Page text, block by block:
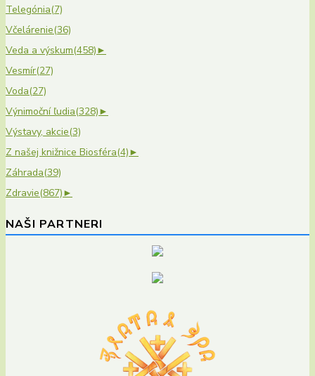
Telegónia(7)
Včelárenie(36)
Veda a výskum(458)►
Vesmír(27)
Voda(27)
Výnimoční ľudia(328)►
Výstavy, akcie(3)
Z našej knižnice Biosféra(4)►
Záhrada(39)
Zdravie(867)►
NAŠI PARTNERI